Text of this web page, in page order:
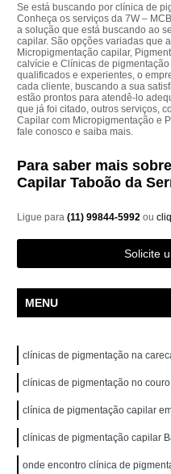
Se está buscando por clínica de
Conheça os serviços da 7W –
a solução que está buscando ao
capilar. São opções variadas que
Micropigmentação capilar,
calvície e Clínicas de
qualificados e experientes, o
cada cliente, buscando a sua
estão prontos para atendê-lo
que já foi citado, outros serviços,
Capilar com Micropigmentação e
fale conosco e saiba mais.
Para saber mais
Capilar Taboão da
Ligue para(11) 99844-5992ou
Solicite
MENU
clínicas de pigmentação na
clínicas de pigmentação no
clínica de pigmentação capilar
clínicas de pigmentação capilar
onde encontro clínica de